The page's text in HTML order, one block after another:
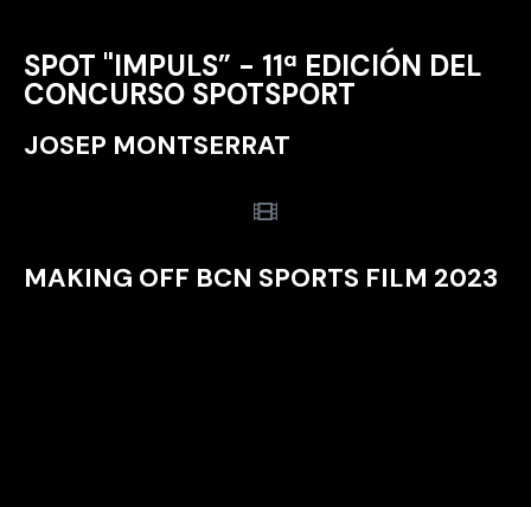
SPOT "IMPULS” - 11ª EDICIÓN DEL
CONCURSO SPOTSPORT
JOSEP MONTSERRAT
MAKING OFF BCN SPORTS FILM 2023